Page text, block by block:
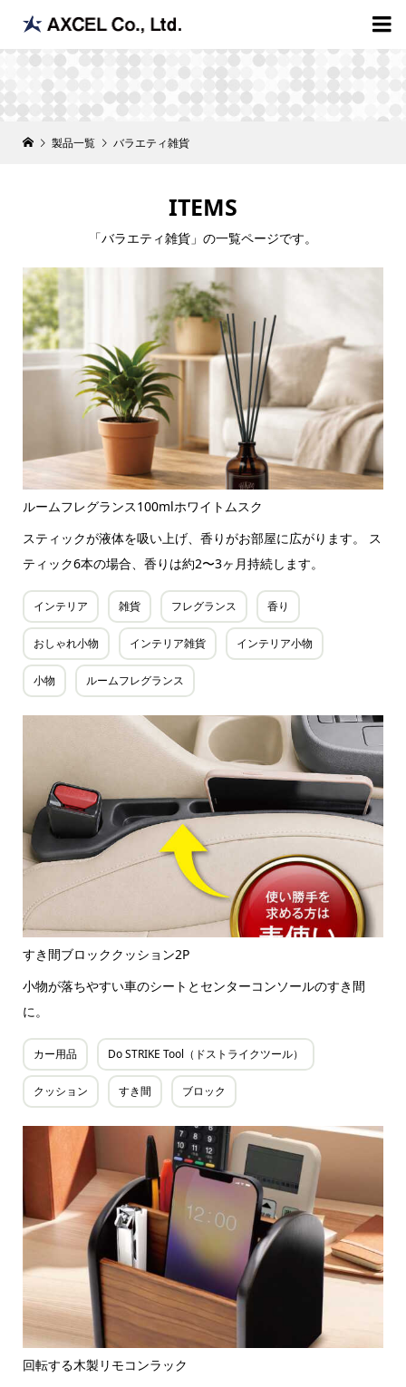

製品一覧 バラエティ雑貨
ITEMS
「バラエティ雑貨」の一覧ページです。
ルームフレグランス100mlホワイトムスク
スティックが液体を吸い上げ、香りがお部屋に広がります。 ス
ティック6本の場合、香りは約2〜3ヶ月持続します。
インテリア 雑貨 フレグランス 香り
おしゃれ小物 インテリア雑貨 インテリア小物
小物 ルームフレグランス
すき間ブロッククッション2P
小物が落ちやすい車のシートとセンターコンソールのすき間
に。
カー用品 Do STRIKE Tool（ドストライクツール）
クッション すき間 ブロック
回転する木製リモコンラック